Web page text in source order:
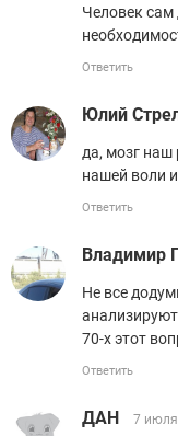
Человек
Ответить
Юлий
да, мозг наш
нашей воли
Ответить
Владимир
Не все
70-х этот
Ответить
ДАН 7 июля